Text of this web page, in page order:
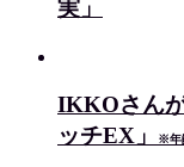
実」
IKKOさん
ッチEX」
※年